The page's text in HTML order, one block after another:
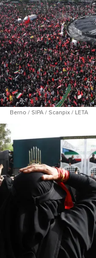
Berno / SIPA / Scanpix / LETA